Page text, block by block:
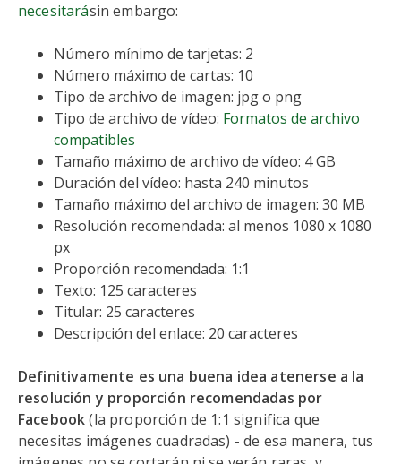
necesitarásin embargo:
Número mínimo de tarjetas: 2
Número máximo de cartas: 10
Tipo de archivo de imagen: jpg o png
Tipo de archivo de vídeo: Formatos de archivo
compatibles
Tamaño máximo de archivo de vídeo: 4 GB
Duración del vídeo: hasta 240 minutos
Tamaño máximo del archivo de imagen: 30 MB
Resolución recomendada: al menos 1080 x 1080
px
Proporción recomendada: 1:1
Texto: 125 caracteres
Titular: 25 caracteres
Descripción del enlace: 20 caracteres
Definitivamente es una buena idea atenerse a la
resolución y proporción recomendadas por
Facebook(la proporción de 1:1 significa que
necesitas imágenes cuadradas) - de esa manera, tus